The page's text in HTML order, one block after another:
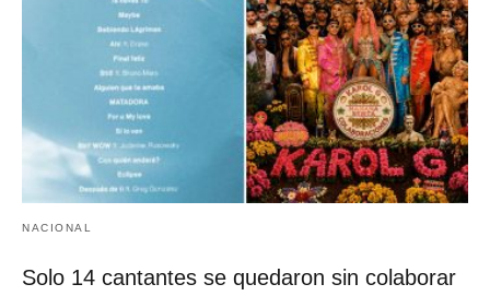
NACIONAL
Solo 14 cantantes se quedaron sin colaborar